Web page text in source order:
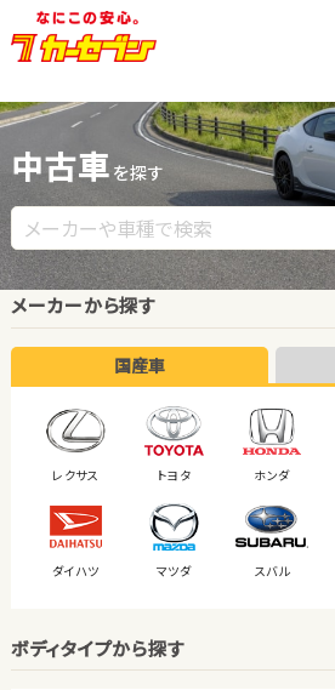
中古車 を探す
メーカーから探す
国産車
レクサス トヨタ ホンダ
ダイハツ マツダ スバル
ボディタイプから探す